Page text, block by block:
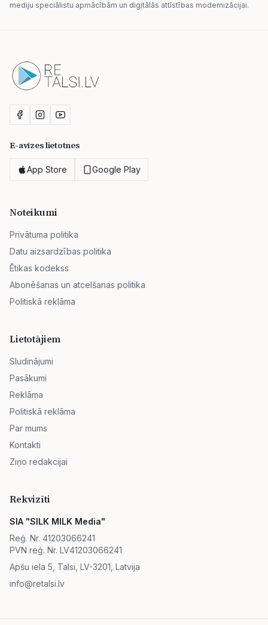
mediju speciālistu apmācībām un digitālās attīstības modernizācijai.
E-avīzes lietotnes
App Store Google Play
Noteikumi
Privātuma politika
Datu aizsardzības politika
Ētikas kodekss
Abonēšanas un atcelšanas politika
Politiskā reklāma
Lietotājiem
Sludinājumi
Pasākumi
Reklāma
Politiskā reklāma
Par mums
Kontakti
Ziņo redakcijai
Rekvizīti
SIA "SILK MILK Media"
Reģ. Nr. 41203066241
PVN reģ. Nr. LV41203066241
Apšu iela 5, Talsi, LV-3201, Latvija
info@retalsi.lv